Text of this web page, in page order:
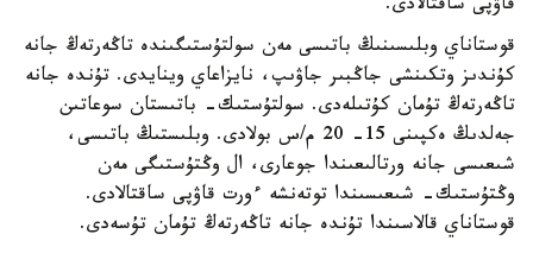
قاۋپى ساقتالادى.
قوستاناي وبلىسىنىڭ باتىسى مەن سولتۇستىگىندە تاڭەرتەڭ جانە
كۇندىز وتكىنشى جاڭبىر جاۋىپ، نايزاعاي وينايدى. تۇندە جانە
تاڭەرتەڭ تۇمان كۇتىلەدى. سولتۇستىك- باتىستان سوعاتىن
جەلدىڭ ەكپىنى 15- 20 م/س بولادى. وبلىستىڭ باتىسى،
شىعىسى جانە ورتالىعىندا جوعارى، ال وڭتۇستىگى مەن
وڭتۇستىك- شىعىسىندا توتەنشە ءورت قاۋپى ساقتالادى.
قوستاناي قالاسىندا تۇندە جانە تاڭەرتەڭ تۇمان تۇسەدى.